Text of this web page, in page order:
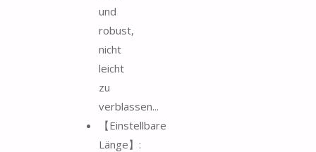
und
robust,
nicht
leicht
zu
verblassen...
【Einstellbare
Länge】: